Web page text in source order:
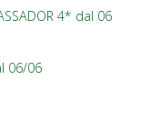
4* dal 06
06/06